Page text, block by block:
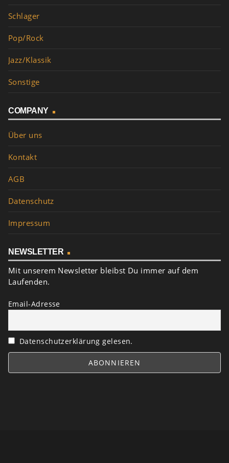
Schlager
Pop/Rock
Jazz/Klassik
Sonstige
COMPANY
Über uns
Kontakt
AGB
Datenschutz
Impressum
NEWSLETTER
Mit unserem Newsletter bleibst Du immer auf dem
Laufenden.
Email-Adresse
Datenschutzerklärung gelesen.